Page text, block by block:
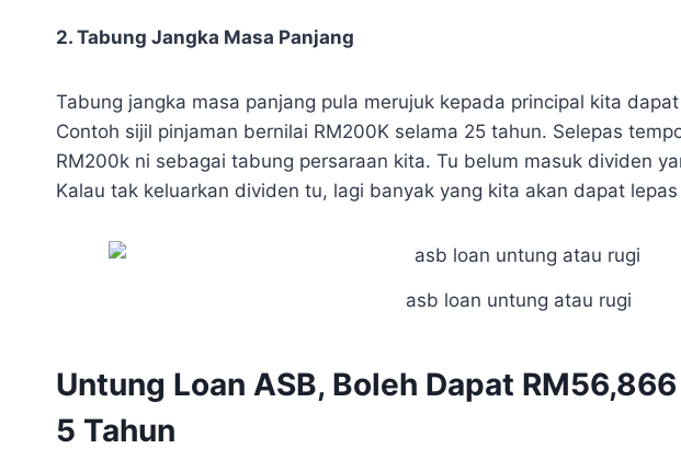
2. Tabung Jangka Masa Panjang
Tabung jangka masa panjang pula merujuk kepada principal kita
Contoh sijil pinjaman bernilai RM200K selama 25 tahun. Selepas
RM200k ni sebagai tabung persaraan kita. Tu belum masuk dividen
Kalau tak keluarkan dividen tu, lagi banyak yang kita akan dapat
asb loan untung atau rugi
Untung Loan ASB, Boleh Dapat
5 Tahun